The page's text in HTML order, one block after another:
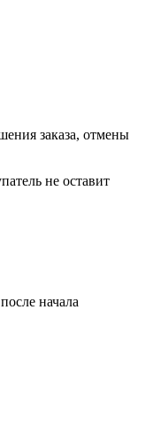
заказа, отмены
не оставит
начала